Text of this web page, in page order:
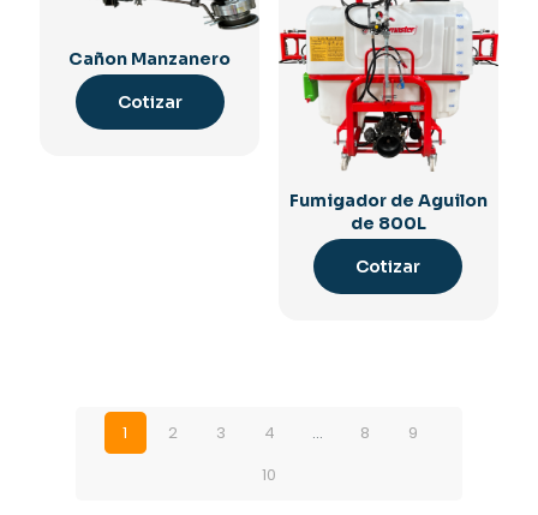
Cañon Manzanero
Cotizar
Fumigador de Aguilon
de 800L
Cotizar
1 2 3 4 … 8
9
10